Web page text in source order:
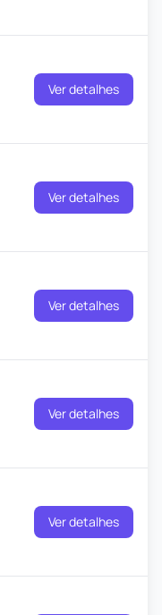
Ver detalhes
Ver detalhes
Ver detalhes
Ver detalhes
Ver detalhes